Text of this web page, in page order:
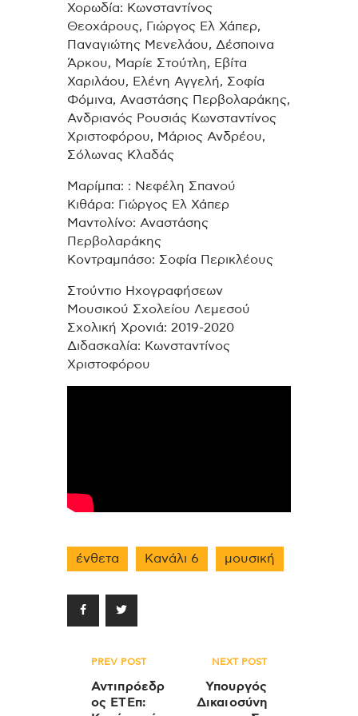
Χορωδία: Κωνσταντίνος
Θεοχάρους, Γιώργος Ελ Χάπερ,
Παναγιώτης Μενελάου, Δέσποινα
Άρκου, Μαρίε Στούτλη, Εβίτα
Χαριλάου, Ελένη Αγγελή, Σοφία
Φόμινα, Αναστάσης Περβολαράκης,
Ανδριανός Ρουσιάς Κωνσταντίνος
Χριστοφόρου, Μάριος Ανδρέου,
Σόλωνας Κλαδάς
Μαρίμπα: : Νεφέλη Σπανού
Κιθάρα: Γιώργος Ελ Χάπερ
Μαντολίνο: Αναστάσης
Περβολαράκης
Κοντραμπάσο: Σοφία Περικλέους
Στούντιο Ηχογραφήσεων
Μουσικού Σχολείου Λεμεσού
Σχολική Χρονιά: 2019-2020
Διδασκαλία: Κωνσταντίνος
Χριστοφόρου
ένθετα Κανάλι 6 μουσική
Πλοήγηση
άρθρων
PREV POST
Αντιπρόεδρ
ος ΕΤΕπ:
NEXT POST
Υπουργός
Δικαιοσύνη